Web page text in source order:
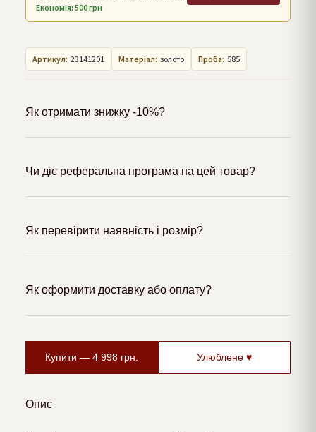
Економія: 500 грн
Артикул: 23141201 Матеріал: золото Проба: 585
Як отримати знижку -10%?
Чи діє реферальна програма на цей товар?
Як перевірити наявність і розмір?
Як оформити доставку або оплату?
Купити — 4 998 грн. Улюблене ♥
Опис